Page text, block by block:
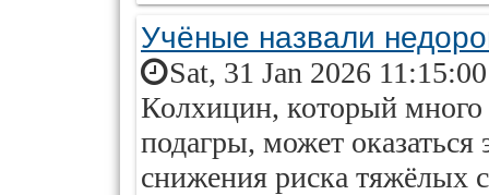
Учёные назвали
Sat, 31 Jan 2026
Колхицин, который много
подагры, может
снижения риска тяжёлых